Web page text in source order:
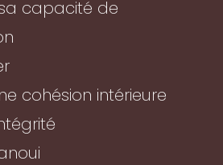
capacité de
cohésion intérieure